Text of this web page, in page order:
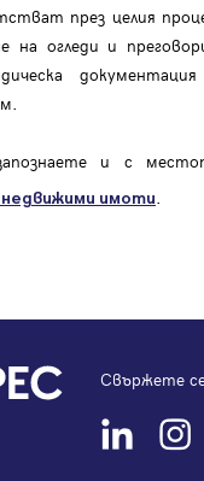
през целия
на огледи и
и с
недвижими имоти
Свържете